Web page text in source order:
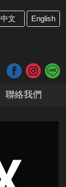
中文 English
聯絡我們